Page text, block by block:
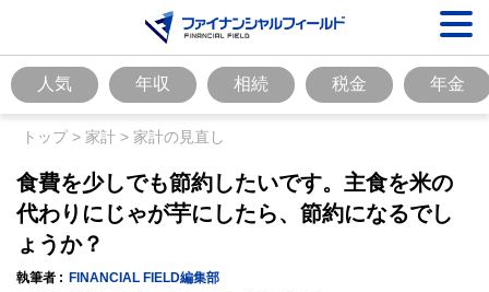
人気 年収 相続 税金 年金
トップ> 家計 > 家計の見直し
食費を少しでも節約したいです。主食を米の
代わりにじゃが芋にしたら、節約になるでし
ょうか？
執筆者 : FINANCIAL FIELD編集部